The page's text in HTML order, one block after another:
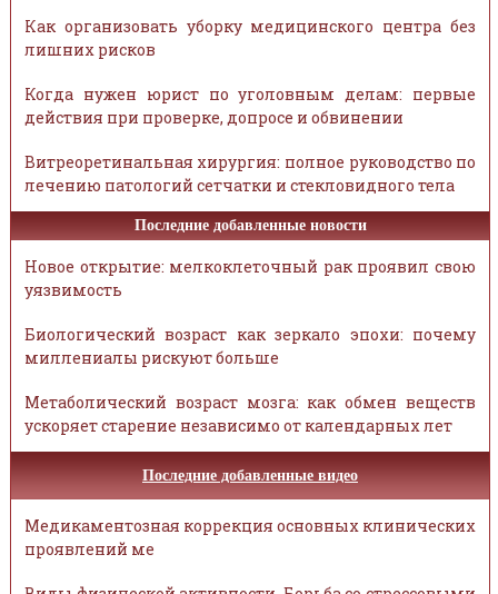
Как организовать уборку медицинского центра без
лишних рисков
Когда нужен юрист по уголовным делам: первые
действия при проверке, допросе и обвинении
Витреоретинальная хирургия: полное руководство по
лечению патологий сетчатки и стекловидного тела
Последние добавленные новости
Новое открытие: мелкоклеточный рак проявил свою
уязвимость
Биологический возраст как зеркало эпохи: почему
миллениалы рискуют больше
Метаболический возраст мозга: как обмен веществ
ускоряет старение независимо от календарных лет
Последние добавленные видео
Медикаментозная коррекция основных клинических
проявлений ме